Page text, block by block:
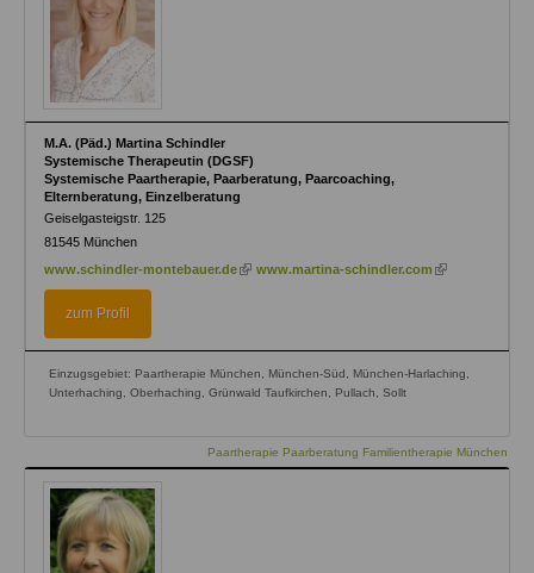
M.A. (Päd.) Martina Schindler
Systemische Therapeutin (DGSF)
Systemische Paartherapie, Paarberatung, Paarcoaching,
Elternberatung, Einzelberatung
Geiselgasteigstr. 125
81545 München
www.schindler-montebauer.de (linkwww.martina-schindler.com (link
zum Profil
Einzugsgebiet: Paartherapie München, München-Süd, München-Harlaching,
Unterhaching, Oberhaching, Grünwald Taufkirchen, Pullach, Sollt
Paartherapie Paarberatung Familientherapie München